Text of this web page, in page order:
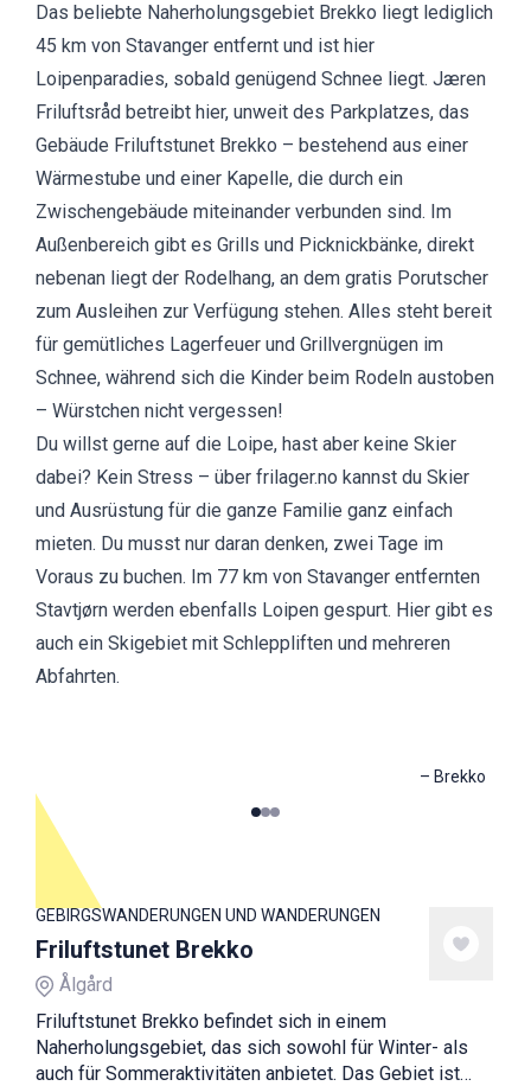
Das beliebte Naherholungsgebiet Brekko liegt lediglich
45 km von Stavanger entfernt und ist hier
Loipenparadies, sobald genügend Schnee liegt. Jæren
Friluftsråd betreibt hier, unweit des Parkplatzes, das
Gebäude Friluftstunet Brekko – bestehend aus einer
Wärmestube und einer Kapelle, die durch ein
Zwischengebäude miteinander verbunden sind. Im
Außenbereich gibt es Grills und Picknickbänke, direkt
nebenan liegt der Rodelhang, an dem gratis Porutscher
zum Ausleihen zur Verfügung stehen. Alles steht bereit
für gemütliches Lagerfeuer und Grillvergnügen im
Schnee, während sich die Kinder beim Rodeln austoben
– Würstchen nicht vergessen!
Du willst gerne auf die Loipe, hast aber keine Skier
dabei? Kein Stress – über frilager.no kannst du Skier
und Ausrüstung für die ganze Familie ganz einfach
mieten. Du musst nur daran denken, zwei Tage im
Voraus zu buchen. Im 77 km von Stavanger entfernten
Stavtjørn werden ebenfalls Loipen gespurt. Hier gibt es
auch ein Skigebiet mit Schleppliften und mehreren
Abfahrten.
– Brekko
012
GEBIRGSWANDERUNGEN UND WANDERUNGEN
Friluftstunet Brekko
Ålgård
Friluftstunet Brekko befindet sich in einem
Naherholungsgebiet, das sich sowohl für Winter- als
auch für Sommeraktivitäten anbietet. Das Gebiet ist